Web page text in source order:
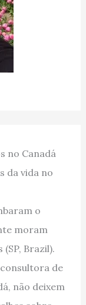
no Canadá
da vida no
o
moram
Brazil).
de
não deixem